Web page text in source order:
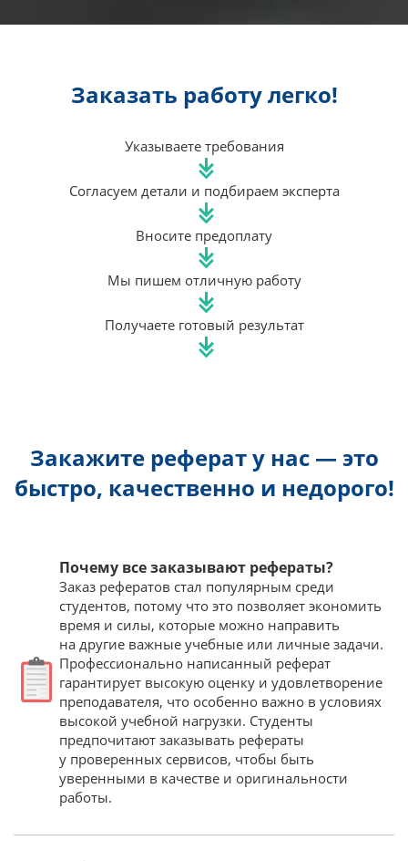
Заказать работу легко!
Указываете требования
Согласуем детали и подбираем эксперта
Вносите предоплату
Мы пишем отличную работу
Получаете готовый результат
Закажите реферат у нас — это
быстро, качественно и недорого!
Почему все заказывают рефераты?
Заказ рефератов стал популярным среди
студентов, потому что это позволяет экономить
время и силы, которые можно направить
на другие важные учебные или личные задачи.
Профессионально написанный реферат
гарантирует высокую оценку и удовлетворение
преподавателя, что особенно важно в условиях
высокой учебной нагрузки. Студенты
предпочитают заказывать рефераты
у проверенных сервисов, чтобы быть
уверенными в качестве и оригинальности
работы.